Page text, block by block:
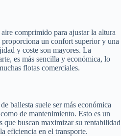
comprimido para ajustar la altura
un confort superior y una
y coste son mayores. La
es más sencilla y económica, lo
flotas comerciales.
ballesta suele ser más económica
de mantenimiento. Esto es un
que buscan maximizar su rentabilidad
eficiencia en el transporte.